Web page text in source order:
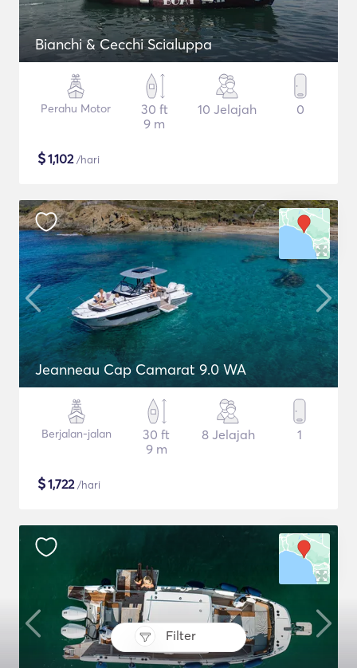
Filter
Bianchi & Cecchi Scialuppa
Perahu Motor
30 ft
9 m
10 Jelajah 0
$1,102/hari
Jeanneau Cap Camarat 9.0 WA
Berjalan-jalan
30 ft
9 m
8 Jelajah 1
$1,722/hari